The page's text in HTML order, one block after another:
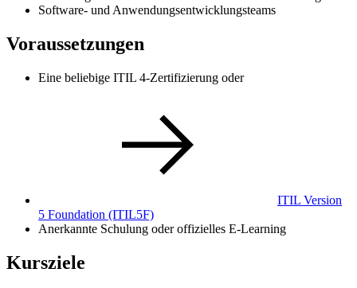
Software- und Anwendungsentwicklungsteams
Voraussetzungen
Eine beliebige ITIL 4-Zertifizierung oder
ITIL Version
5 Foundation (ITIL5F)
Anerkannte Schulung oder offizielles E-Learning
Kursziele